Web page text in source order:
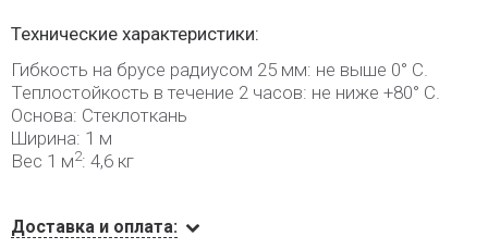
Технические характеристики:
Гибкость на брусе радиусом 25 мм: не выше 0° С.
Теплостойкость в течение 2 часов: не ниже +80° С.
Основа: Стеклоткань
Ширина: 1 м
Вес 1 м2: 4,6 кг
Доставка и оплата: